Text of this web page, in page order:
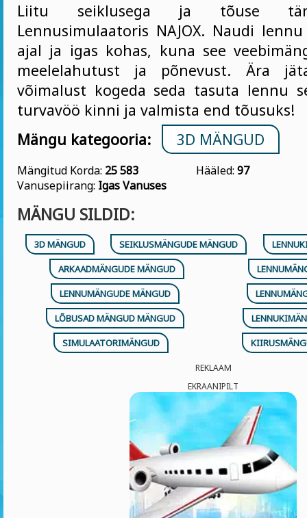
Liitu seiklusega ja tõuse
Lennusimulaatoris NAJOX. Naudi
ajal ja igas kohas, kuna see
meelelahutust ja põnevust. Ära
võimalust kogeda seda tasuta lennu
turvavöö kinni ja valmista end tõusuks!
Mängu kategooria:
3D MÄNGUD
Mängitud Korda: 25 583 Hääled: 97
Vanusepiirang: Igas Vanuses
MÄNGU SILDID:
3D MÄNGUD SEIKLUSMÄNGUDE MÄNGUD
ARKAADMÄNGUDE MÄNGUD
LENNUMÄNGUDE MÄNGUD
LÕBUSAD MÄNGUD MÄNGUD
SIMULAATORIMÄNGUD
REKLAAM
EKRAANIPILT